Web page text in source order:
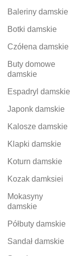
Baleriny damskie
Botki damskie
Czółena damskie
Buty domowe
damskie
Espadryl damskie
Japonk damskie
Kalosze damskie
Klapki damskie
Koturn damskie
Kozak damksiei
Mokasyny
damskie
Półbuty damskie
Sandał damskie